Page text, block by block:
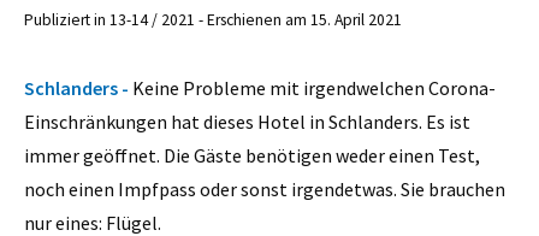
Publiziert in 13-14 / 2021 - Erschienen am 15. April 2021
Schlanders - Keine Probleme mit irgendwelchen Corona-
Einschränkungen hat dieses Hotel in Schlanders. Es ist
immer geöffnet. Die Gäste benötigen weder einen Test,
noch einen Impfpass oder sonst irgendetwas. Sie brauchen
nur eines: Flügel.